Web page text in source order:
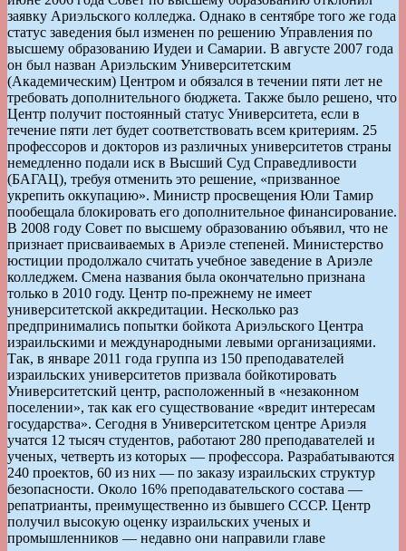
заявку Ариэльского колледжа. Однако в сентябре того же года
статус заведения был изменен по решению Управления по
высшему образованию Иудеи и Самарии. В августе 2007 года
он был назван Ариэльским Университетским
(Академическим) Центром и обязался в течении пяти лет не
требовать дополнительного бюджета. Также было решено, что
Центр получит постоянный статус Университета, если в
течение пяти лет будет соответствовать всем критериям. 25
профессоров и докторов из различных университетов страны
немедленно подали иск в Высший Суд Справедливости
(БАГАЦ), требуя отменить это решение, «призванное
укрепить оккупацию». Министр просвещения Юли Тамир
пообещала блокировать его дополнительное финансирование.
В 2008 году Совет по высшему образованию объявил, что не
признает присваиваемых в Ариэле степеней. Министерство
юстиции продолжало считать учебное заведение в Ариэле
колледжем. Смена названия была окончательно признана
только в 2010 году. Центр по-прежнему не имеет
университетской аккредитации. Несколько раз
предпринимались попытки бойкота Ариэльского Центра
израильскими и международными левыми организациями.
Так, в январе 2011 года группа из 150 преподавателей
израильских университетов призвала бойкотировать
Университетский центр, расположенный в «незаконном
поселении», так как его существование «вредит интересам
государства». Сегодня в Университетском центре Ариэля
учатся 12 тысяч студентов, работают 280 преподавателей и
ученых, четверть из которых — профессора. Разрабатываются
240 проектов, 60 из них — по заказу израильских структур
безопасности. Около 16% преподавательского состава —
репатрианты, преимущественно из бывшего СССР. Центр
получил высокую оценку израильских ученых и
промышленников — недавно они направили главе